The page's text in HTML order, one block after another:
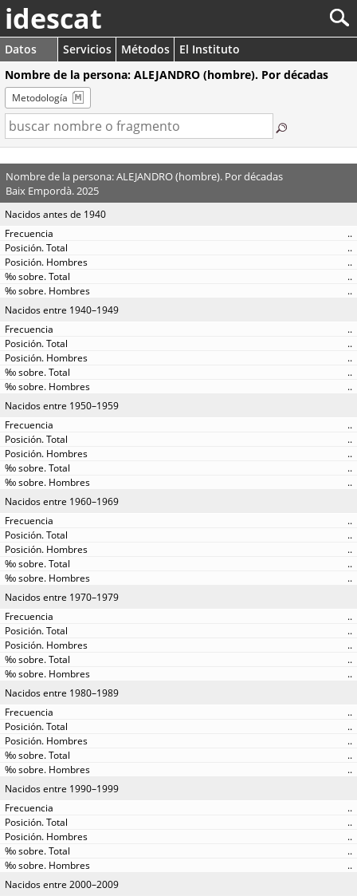
idescat
Datos Servicios Métodos
El Instituto
Nombre de la persona: ALEJANDRO (hombre). Por décadas
Metodología
Nombre de la persona: ALEJANDRO (hombre). Por décadas
Baix Empordà. 2025
Nacidos antes de 1940
..
..
..
..
..
Nacidos entre 1940–1949
..
..
..
..
..
Nacidos entre 1950–1959
..
..
..
..
..
Nacidos entre 1960–1969
..
..
..
..
..
Nacidos entre 1970–1979
..
..
..
..
..
Nacidos entre 1980–1989
..
..
..
..
..
Nacidos entre 1990–1999
..
..
..
..
..
Nacidos entre 2000–2009